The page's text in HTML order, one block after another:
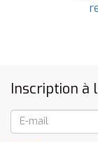
Inscription à